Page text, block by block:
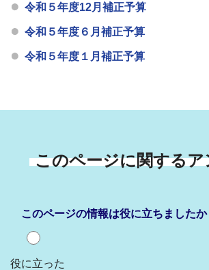
令和５年度12月補正予算
令和５年度６月補正予算
令和５年度１月補正予算
このページに関するア
このページの情報は役に立ちましたか
役に立った